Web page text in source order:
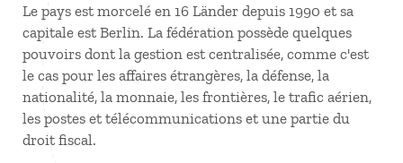
Le pays est morcelé en 16 Länder depuis 1990 et sa
capitale est Berlin. La fédération possède quelques
pouvoirs dont la gestion est centralisée, comme c'est
le cas pour les affaires étrangères, la défense, la
nationalité, la monnaie, les frontières, le trafic aérien,
les postes et télécommunications et une partie du
droit fiscal.